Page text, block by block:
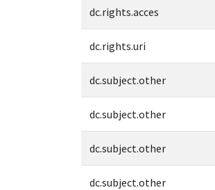
dc.rights.acces
dc.rights.uri
dc.subject.other
dc.subject.other
dc.subject.other
dc.subject.other